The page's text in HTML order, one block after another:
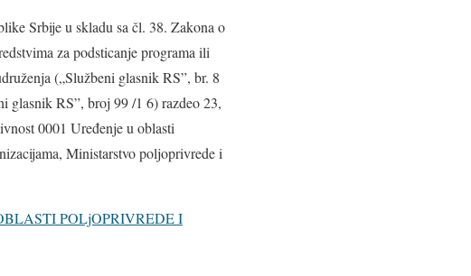
Srbije u skladu sa čl. 38. Zakona o
za podsticanje programa ili
(„Službeni glasnik RS”, br. 8
glasnik RS”, broj 99 /1 6) razdeo 23,
0001 Uređenje u oblasti
Ministarstvo poljoprivrede i
POLjOPRIVREDE I